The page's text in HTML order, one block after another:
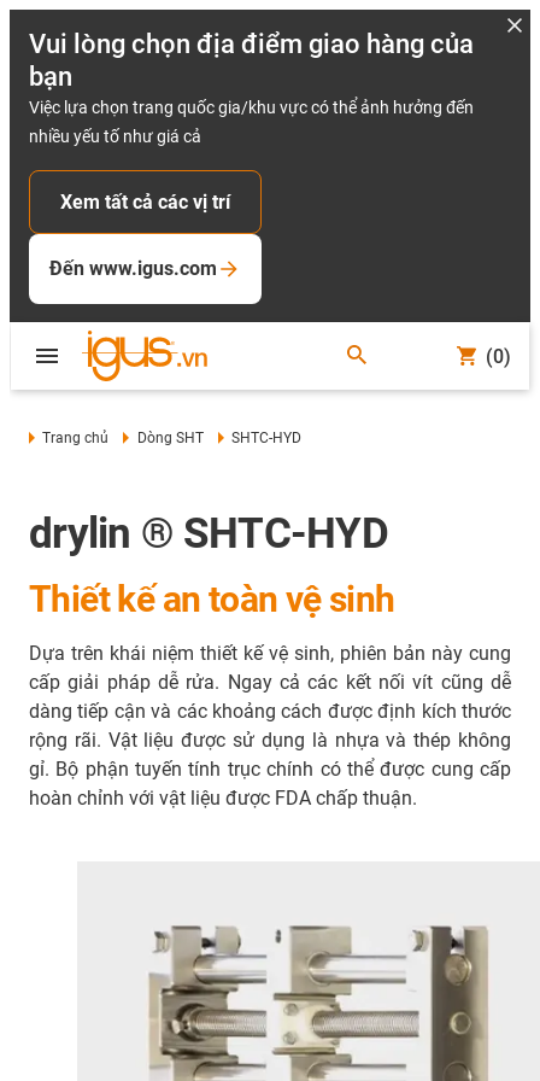
Vui lòng chọn địa điểm giao hàng của
bạn
Việc lựa chọn trang quốc gia/khu vực có thể ảnh hưởng đến
nhiều yếu tố như giá cả
Xem tất cả các vị trí
Đến www.igus.com
(0)
Trang chủ Dòng SHT SHTC-HYD
drylin ® SHTC-HYD
Thiết kế an toàn vệ sinh
Dựa trên khái niệm thiết kế vệ sinh, phiên bản này cung
cấp giải pháp dễ rửa. Ngay cả các kết nối vít cũng dễ
dàng tiếp cận và các khoảng cách được định kích thước
rộng rãi. Vật liệu được sử dụng là nhựa và thép không
gỉ. Bộ phận tuyến tính trục chính có thể được cung cấp
hoàn chỉnh với vật liệu được FDA chấp thuận.